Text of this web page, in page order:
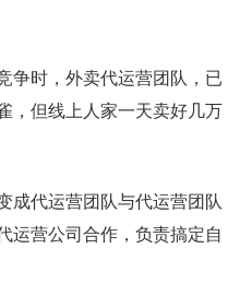
争时，外卖代运营团队，已
，但线上人家一天卖好几万
成代运营团队与代运营团队
运营公司合作，负责搞定自